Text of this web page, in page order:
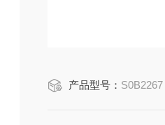
产品型号： S0B2267